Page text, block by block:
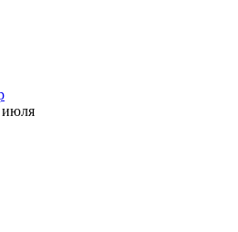
июля